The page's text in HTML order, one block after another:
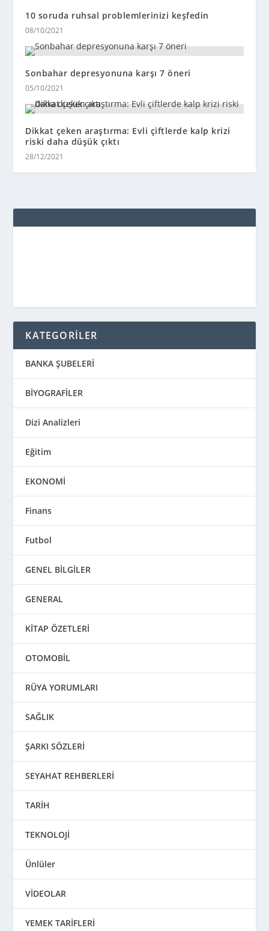
10 soruda ruhsal problemlerinizi keşfedin
08/10/2021
Sonbahar depresyonuna karşı 7 öneri
05/10/2021
Dikkat çeken araştırma: Evli çiftlerde kalp krizi
riski daha düşük çıktı
28/12/2021
KATEGORİLER
BANKA ŞUBELERİ
BİYOGRAFİLER
Dizi Analizleri
Eğitim
EKONOMİ
Finans
Futbol
GENEL BİLGİLER
GENERAL
KİTAP ÖZETLERİ
OTOMOBİL
RÜYA YORUMLARI
SAĞLIK
ŞARKI SÖZLERİ
SEYAHAT REHBERLERİ
TARİH
TEKNOLOJİ
Ünlüler
VİDEOLAR
YEMEK TARİFLERİ